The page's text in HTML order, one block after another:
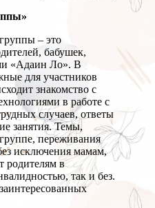
– это
бабушек,
«Адаин Ло». В
для участников
знакомство с
в работе с
случаев, ответы
занятия. Темы,
переживания
исключения мамам,
родителям в
так и без.